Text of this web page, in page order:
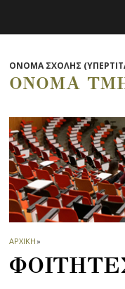
ΟΝΟΜΑ ΣΧΟΛΗΣ
ΟΝΟΜΑ
ΑΡΧΙΚΗ»